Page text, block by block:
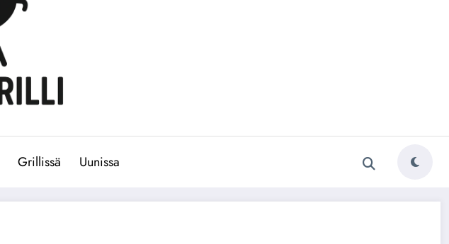
Grillissä Uunissa